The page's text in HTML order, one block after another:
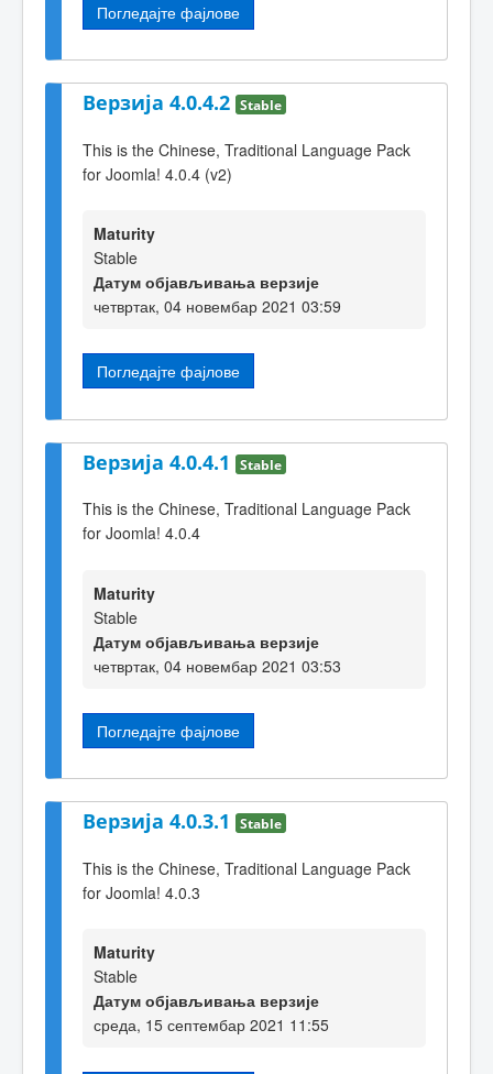
Погледајте фајлове
Верзија 4.0.4.2 Stable
This is the Chinese, Traditional Language Pack
for Joomla! 4.0.4 (v2)
Maturity
Stable
Датум објављивања верзије
четвртак, 04 новембар 2021 03:59
Погледајте фајлове
Верзија 4.0.4.1 Stable
This is the Chinese, Traditional Language Pack
for Joomla! 4.0.4
Maturity
Stable
Датум објављивања верзије
четвртак, 04 новембар 2021 03:53
Погледајте фајлове
Верзија 4.0.3.1 Stable
This is the Chinese, Traditional Language Pack
for Joomla! 4.0.3
Maturity
Stable
Датум објављивања верзије
среда, 15 септембар 2021 11:55